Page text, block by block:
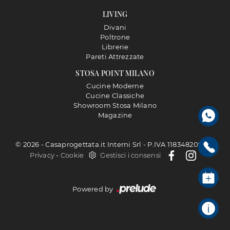
STOSA POINT MILANO
Cucine Moderne
Cucine Classiche
Showroom Stosa Milano
Magazine
LIVING
Divani
Poltrone
Librerie
Pareti Attrezzate
© 2026 - Casaprogettata.it Interni Srl - P.IVA 11834820968 |
Privacy- Cookie Gestisci i consensi
Powered by